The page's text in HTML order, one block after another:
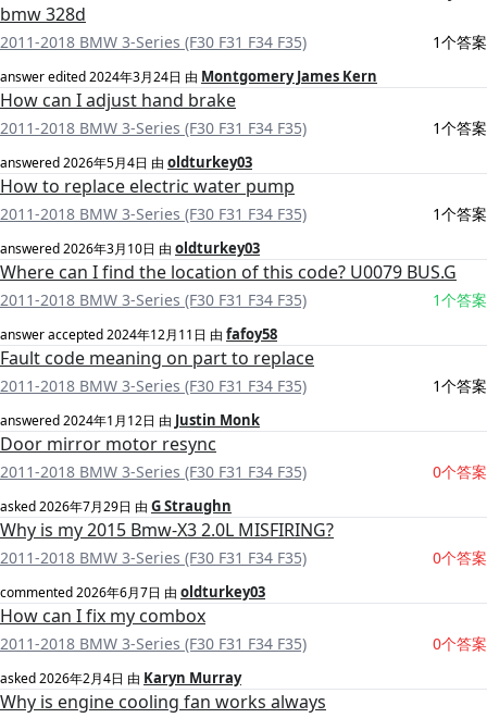
bmw 328d
2011-2018 BMW 3-Series (F30 F31 F34 F35) 1个答案
answer edited2024年3月24日 由 Montgomery James Kern
How can I adjust hand brake
2011-2018 BMW 3-Series (F30 F31 F34 F35) 1个答案
answered2026年5月4日 由 oldturkey03
How to replace electric water pump
2011-2018 BMW 3-Series (F30 F31 F34 F35) 1个答案
answered2026年3月10日 由 oldturkey03
Where can I find the location of this code? U0079 BUS.G
2011-2018 BMW 3-Series (F30 F31 F34 F35) 1个答案
answer accepted2024年12月11日 由 fafoy58
Fault code meaning on part to replace
2011-2018 BMW 3-Series (F30 F31 F34 F35) 1个答案
answered2024年1月12日 由 Justin Monk
Door mirror motor resync
2011-2018 BMW 3-Series (F30 F31 F34 F35) 0个答案
asked2026年7月29日 由 G Straughn
Why is my 2015 Bmw-X3 2.0L MISFIRING?
2011-2018 BMW 3-Series (F30 F31 F34 F35) 0个答案
commented2026年6月7日 由 oldturkey03
How can I fix my combox
2011-2018 BMW 3-Series (F30 F31 F34 F35) 0个答案
asked2026年2月4日 由 Karyn Murray
Why is engine cooling fan works always